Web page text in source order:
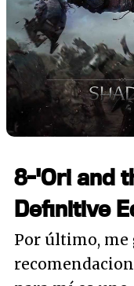
8-'Ori and
Definitive
Por último, me